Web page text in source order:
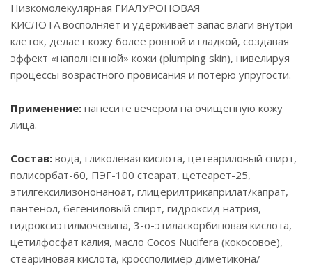
Низкомолекулярная ГИАЛУРОНОВАЯ
КИСЛОТА восполняет и удерживает запас влаги внутри
клеток, делает кожу более ровной и гладкой, создавая
эффект «наполненной» кожи (plumping skin), нивелируя
процессы возрастного провисания и потерю упругости.
Применение: нанесите вечером на очищенную кожу
лица.
Состав: вода, гликолевая кислота, цетеариловый спирт,
полисорбат-60, ПЭГ-100 стеарат, цетеарет-25,
этилгексилизононаноат, глицерилтрикаприлат/капрат,
пантенол, бегениловый спирт, гидроксид натрия,
гидроксиэтилмочевина, 3-o-этиласкорбиновая кислота,
цетилфосфат калия, масло Cocos Nucifera (кокосовое),
стеариновая кислота, кроссполимер диметикона/